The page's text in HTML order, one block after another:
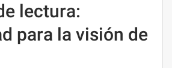
lectura:
para la visión de